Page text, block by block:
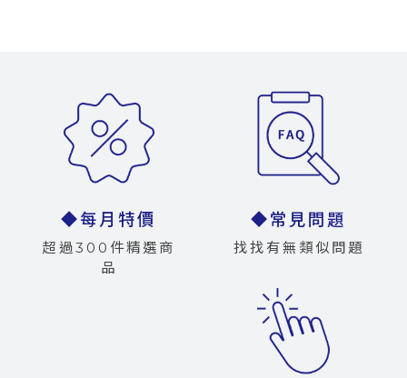
◆每月特價
超過300件精選商
品
◆常見問題
找找有無類似問題